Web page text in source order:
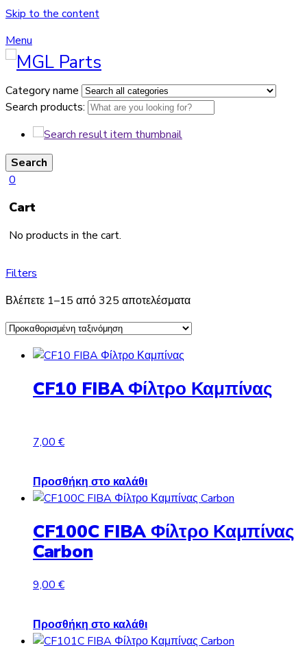
Skip to the content
Menu
Category name
Search products:
Search
0
Cart
No products in the cart.
Filters
Βλέπετε 1–15 από 325 αποτελέσματα
CF10 FIBA Φίλτρο Καμπίνας
7,00 €
Προσθήκη στο καλάθι
CF100C FIBA Φίλτρο Καμπίνας
Carbon
9,00 €
Προσθήκη στο καλάθι